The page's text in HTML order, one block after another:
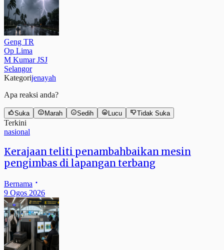
Geng TR
Op Lima
M Kumar JSJ
Selangor
Kategorijenayah
Apa reaksi anda?
Suka Marah Sedih Lucu Tidak Suka
Terkini
nasional
Kerajaan teliti penambahbaikan mesin
pengimbas di lapangan terbang
Bernama
9 Ogos 2026